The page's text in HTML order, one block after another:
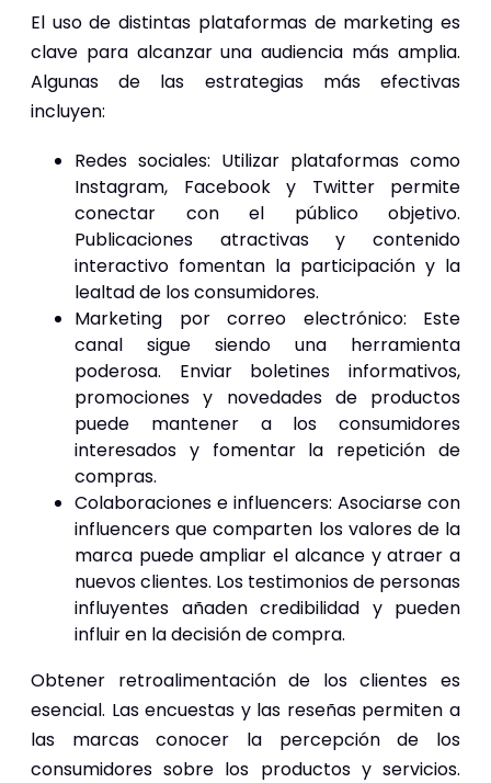
El uso de distintas plataformas de marketing es
clave para alcanzar una audiencia más amplia.
Algunas de las estrategias más efectivas
incluyen:
Redes sociales: Utilizar plataformas como
Instagram, Facebook y Twitter permite
conectar con el público objetivo.
Publicaciones atractivas y contenido
interactivo fomentan la participación y la
lealtad de los consumidores.
Marketing por correo electrónico: Este
canal sigue siendo una herramienta
poderosa. Enviar boletines informativos,
promociones y novedades de productos
puede mantener a los consumidores
interesados y fomentar la repetición de
compras.
Colaboraciones e influencers: Asociarse con
influencers que comparten los valores de la
marca puede ampliar el alcance y atraer a
nuevos clientes. Los testimonios de personas
influyentes añaden credibilidad y pueden
influir en la decisión de compra.
Obtener retroalimentación de los clientes es
esencial. Las encuestas y las reseñas permiten a
las marcas conocer la percepción de los
consumidores sobre los productos y servicios.